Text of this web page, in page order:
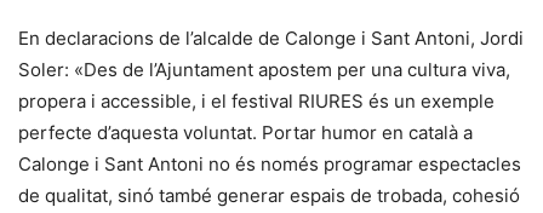
En declaracions de l’alcalde de Calonge i Sant Antoni, Jordi
Soler: «Des de l’Ajuntament apostem per una cultura viva,
propera i accessible, i el festival RIURES és un exemple
perfecte d’aquesta voluntat. Portar humor en català a
Calonge i Sant Antoni no és només programar espectacles
de qualitat, sinó també generar espais de trobada, cohesió